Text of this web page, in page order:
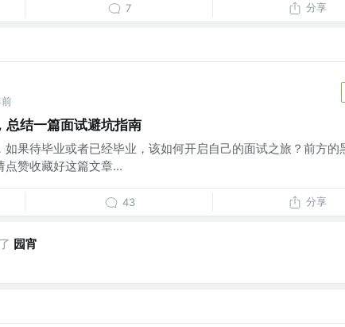
7 分享
总结一篇面试避坑指南
如果待毕业或者已经毕业，该如何开启自己的面试之旅？前方的
点赞收藏好这篇文章...
43 分享
园宵